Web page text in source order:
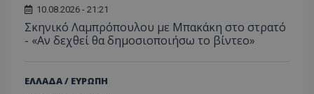
10.08.2026 - 21:21
Σκηνικό Λαμπρόπουλου με Μπακάκη στο στρατό
- «Αν δεχθεί θα δημοσιοποιήσω το βίντεο»
ΕΛΛΑΔΑ / ΕΥΡΩΠΗ